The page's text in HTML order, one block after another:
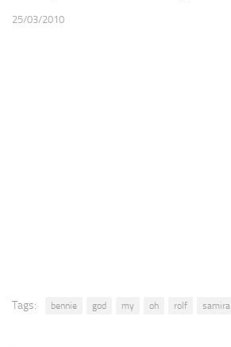
25/03/2010
Tags: bennie god my oh rolf samira